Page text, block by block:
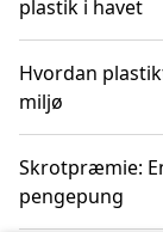
plastik i havet
Hvordan
miljø
Skrotpræmie:
pengepung